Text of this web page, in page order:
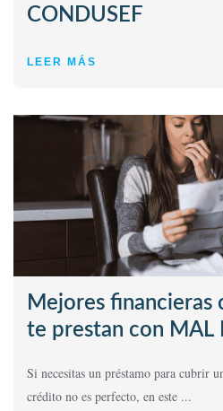
CONDUSEF
LEER MÁS
Mejores financieras
te prestan con MAL
Si necesitas un préstamo para cubrir
crédito no es perfecto, en este ...